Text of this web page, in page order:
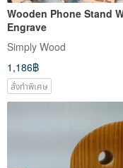
Wooden Phone Stand
Engrave
Simply Wood
1,186฿
สั่งทำพิเศษ